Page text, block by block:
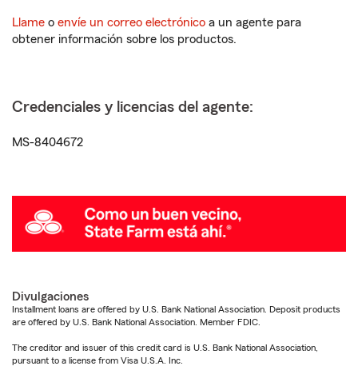
Llame o envíe un correo electrónico a un agente para
obtener información sobre los productos.
Credenciales y licencias del agente:
MS-8404672
Divulgaciones
Installment loans are offered by U.S. Bank National Association. Deposit products
are offered by U.S. Bank National Association. Member FDIC.
The creditor and issuer of this credit card is U.S. Bank National Association,
pursuant to a license from Visa U.S.A. Inc.